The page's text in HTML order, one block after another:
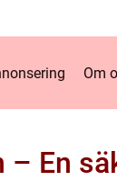
Om
– En